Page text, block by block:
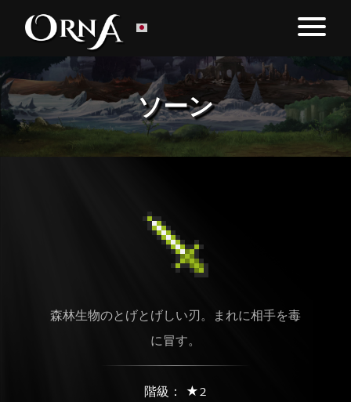
ソーン
森林生物のとげとげしい刃。まれに相手を毒
に冒す。
階級： ★2